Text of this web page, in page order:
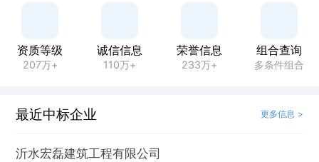
资质等级
207万+
诚信信息
110万+
荣誉信息
233万+
组合查询
多条件组合
最近中标企业 更多信息 >
沂水宏磊建筑工程有限公司